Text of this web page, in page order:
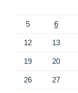
5 6
12 13
19 20
26 27